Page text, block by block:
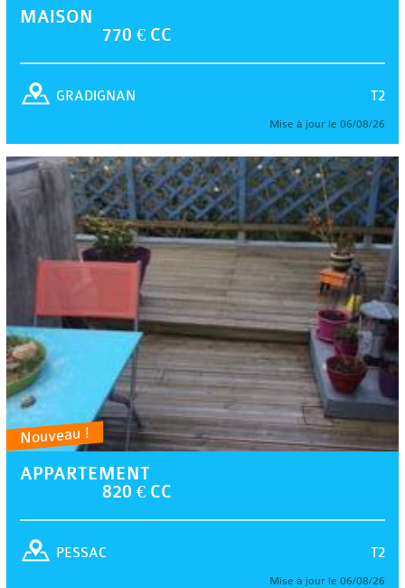
MAISON
770 € CC
T2
GRADIGNAN
Mise à jour le 06/08/26
Nouveau !
APPARTEMENT
820 € CC
T2
PESSAC
Mise à jour le 06/08/26